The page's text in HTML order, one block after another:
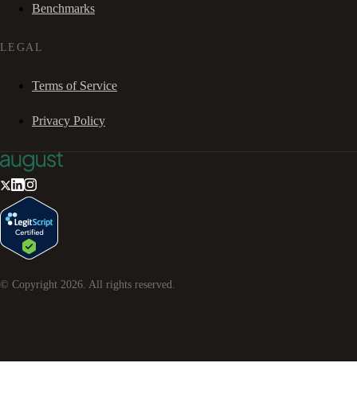
Benchmarks
LEGAL
Terms of Service
Privacy Policy
© Copyright 2026 . All rights reserved.